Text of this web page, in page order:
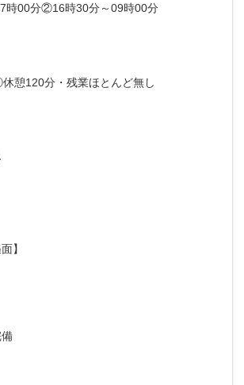
時00分②16時30分～09時00分
憩120分・残業ほとんど無し
】
備